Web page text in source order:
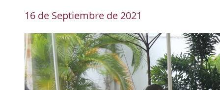
16 de Septiembre de 2021